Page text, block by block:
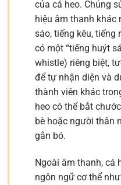
của cá heo. Chúng
hiệu âm thanh khác
sáo, tiếng kêu, tiếng
có một “tiếng huýt
whistle) riêng biệt,
để tự nhận diện và
thành viên khác
heo có thể bắt
bè hoặc người thân
gắn bó.
Ngoài âm thanh, cá
ngôn ngữ cơ thể